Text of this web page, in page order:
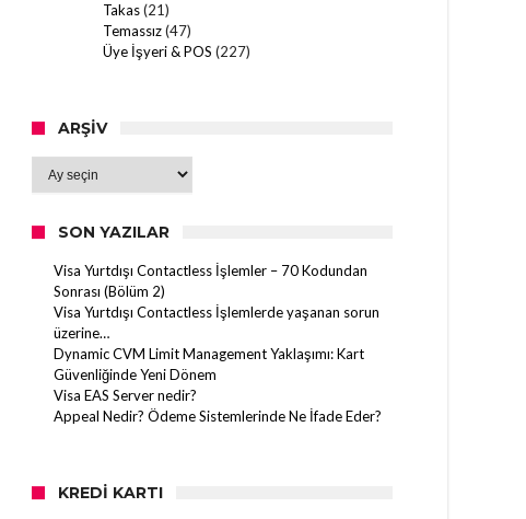
Takas(21)
Temassız(47)
Üye İşyeri & POS (227)
ARŞIV
SON YAZILAR
Visa Yurtdışı Contactless İşlemler – 70 Kodundan
Sonrası (Bölüm 2)
Visa Yurtdışı Contactless İşlemlerde yaşanan sorun
üzerine…
Dynamic CVM Limit Management Yaklaşımı: Kart
Güvenliğinde Yeni Dönem
Visa EAS Server nedir?
Appeal Nedir? Ödeme Sistemlerinde Ne İfade Eder?
KREDI KARTI